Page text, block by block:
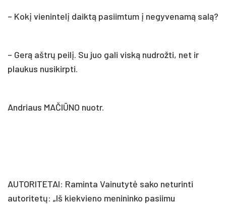
– Kokį vienintelį daiktą pasiimtum į negyvenamą salą?
– Gerą aštrų peilį. Su juo gali viską nudrožti, net ir
plaukus nusikirpti.
Andriaus MAČIŪNO nuotr.
AUTORITETAI: Raminta Vainutytė sako neturinti
autoritetų: „Iš kiekvieno menininko pasiimu